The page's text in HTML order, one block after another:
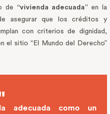
de “vivienda adecuada”en la
asegurar que los créditos y
con criterios de dignidad,
el sitio “El Mundo del Derecho”
adecuada como un